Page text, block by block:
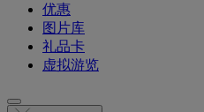
优惠
图片库
礼品卡
虚拟游览